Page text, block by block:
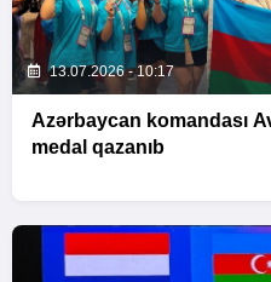
13.07.2026 - 10:17
Azərbaycan komandası
medal qazanıb